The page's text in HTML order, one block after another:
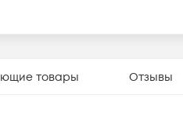
товары Отзывы